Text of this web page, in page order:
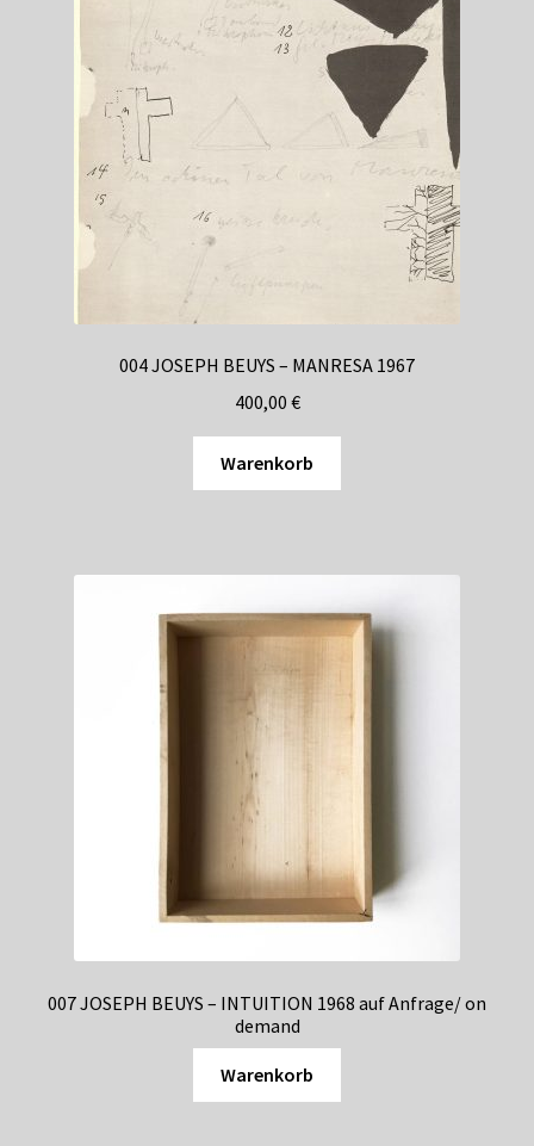
004 JOSEPH BEUYS – MANRESA 1967
400,00 €
Warenkorb
007 JOSEPH BEUYS – INTUITION 1968 auf Anfrage/ on
demand
Warenkorb